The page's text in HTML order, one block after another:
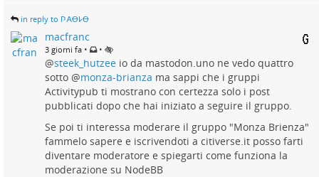
in reply to 𐌐𐌀Ꝋ𐌋Ꝋ
macfranc
3 giorni fa • •
@steek_hutzee io da mastodon.uno ne vedo quattro
sotto @monza-brianza ma sappi che i gruppi
Activitypub ti mostrano con certezza solo i post
pubblicati dopo che hai iniziato a seguire il gruppo.
Se poi ti interessa moderare il gruppo "Monza Brienza"
fammelo sapere e iscrivendoti a citiverse.it posso farti
diventare moderatore e spiegarti come funziona la
moderazione su NodeBB